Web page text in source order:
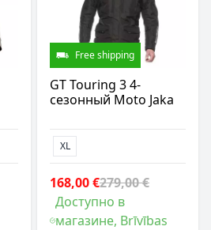
Free shipping
GT Touring 3 4-
сезонный Moto Jaka
XL
168,00 €279,00 €
Доступно в
магазине, Brīvības